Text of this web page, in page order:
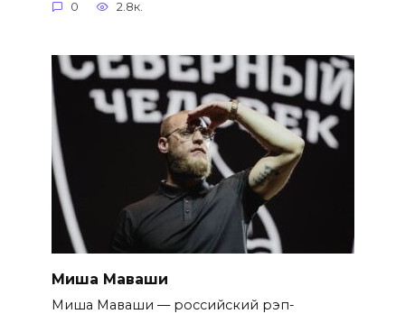
0 2.8к.
Миша Маваши
Миша Маваши — российский рэп-